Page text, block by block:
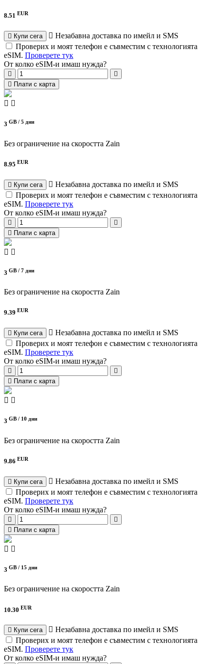
8.51 EUR
Купи сега
Незабавна доставка по имейл и SMS
Проверих и моят телефон е съвместим с технологията
eSIM. Проверете тук
От колко eSIM-и имаш нужда?
Плати с карта
3 GB / 5 дни
Без ограничение на скоростта Zain
8.95 EUR
Купи сега
Незабавна доставка по имейл и SMS
Проверих и моят телефон е съвместим с технологията
eSIM. Проверете тук
От колко eSIM-и имаш нужда?
Плати с карта
3 GB / 7 дни
Без ограничение на скоростта Zain
9.39 EUR
Купи сега
Незабавна доставка по имейл и SMS
Проверих и моят телефон е съвместим с технологията
eSIM. Проверете тук
От колко eSIM-и имаш нужда?
Плати с карта
3 GB / 10 дни
Без ограничение на скоростта Zain
9.86 EUR
Купи сега
Незабавна доставка по имейл и SMS
Проверих и моят телефон е съвместим с технологията
eSIM. Проверете тук
От колко eSIM-и имаш нужда?
Плати с карта
3 GB / 15 дни
Без ограничение на скоростта Zain
10.30 EUR
Купи сега
Незабавна доставка по имейл и SMS
Проверих и моят телефон е съвместим с технологията
eSIM. Проверете тук
От колко eSIM-и имаш нужда?